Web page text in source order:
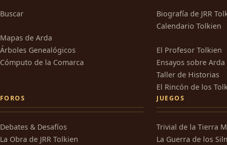
Buscar
Mapas de Arda
Árboles Genealógicos
Cómputo de la Comarca
Biografía de JRR
Calendario Tolkien
El Profesor Tolkien
Ensayos sobre Arda
Taller de Historias
El Rincón de los
FOROS
Debates & Desafíos
La Obra de JRR Tolkien
JUEGOS
Trivial de la Tierra
La Guerra de los